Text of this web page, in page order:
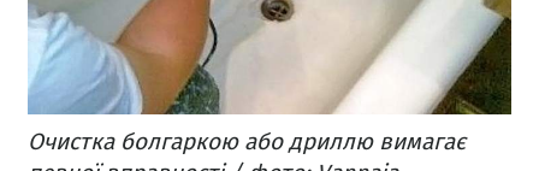
Очистка болгаркою або дриллю вимагає